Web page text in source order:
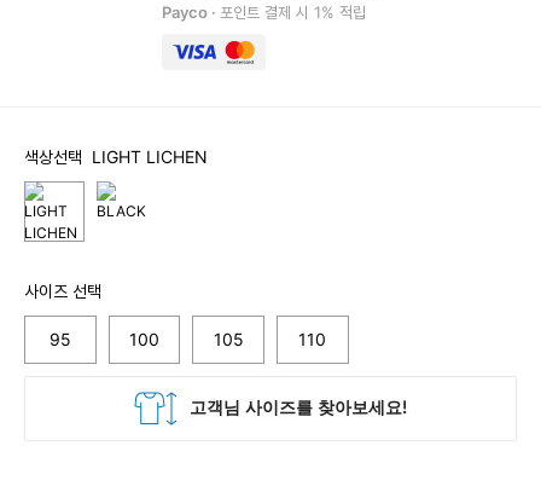
Payco · 포인트 결제 시 1% 적립
색상선택 LIGHT LICHEN
사이즈 선택
95 100 105 110